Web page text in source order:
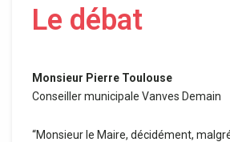
Le débat
Monsieur Pierre Toulouse
Conseiller municipale Vanves Demain
“Monsieur le Maire, décidément,